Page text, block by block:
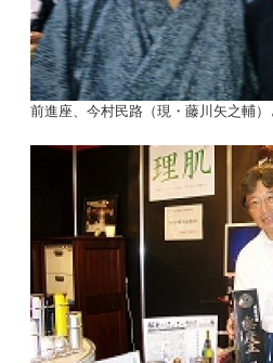
前進座、今村民路（現・藤川矢之輔）